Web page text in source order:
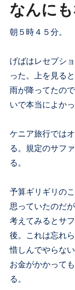
なんに
朝５時４５分。
げばはレセプシ
った。上を見る
雨が降ってたの
いで本当によかっ
ケニア旅行では
る。規定のサフ
る。
予算ギリギリの
思っていたのだ
考えてみるとサ
後。これは忘れ
惜しんでやらな
お金がかかって
る。